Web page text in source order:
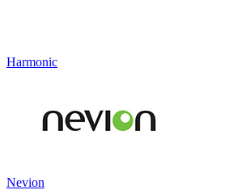
Harmonic
Nevion